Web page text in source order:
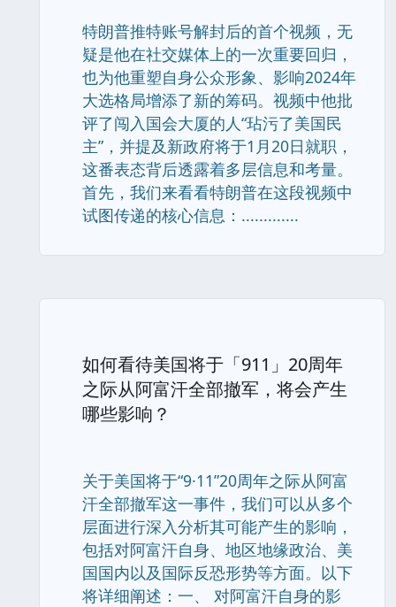
特朗普推特账号解封后的首个视频，无
疑是他在社交媒体上的一次重要回归，
也为他重塑自身公众形象、影响2024年
大选格局增添了新的筹码。视频中他批
评了闯入国会大厦的人“玷污了美国民
主”，并提及新政府将于1月20日就职，
这番表态背后透露着多层信息和考量。
首先，我们来看看特朗普在这段视频中
试图传递的核心信息：.............
如何看待美国将于「911」20周年
之际从阿富汗全部撤军，将会产生
哪些影响？
关于美国将于“9·11”20周年之际从阿富
汗全部撤军这一事件，我们可以从多个
层面进行深入分析其可能产生的影响，
包括对阿富汗自身、地区地缘政治、美
国国内以及国际反恐形势等方面。以下
将详细阐述：一、 对阿富汗自身的影